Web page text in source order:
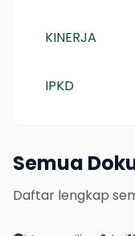
KINERJA
IPKD
Semua
Daftar lengkap